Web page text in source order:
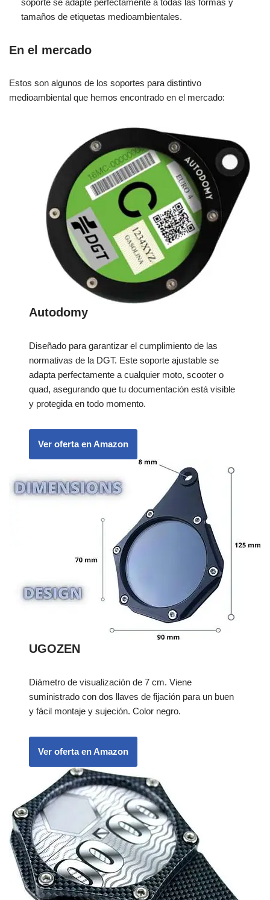
soporte se adapte perfectamente a todas las formas y
tamaños de etiquetas medioambientales.
En el mercado
Estos son algunos de los soportes para distintivo
medioambiental que hemos encontrado en el mercado:
Autodomy
Diseñado para garantizar el cumplimiento de las
normativas de la DGT. Este soporte ajustable se
adapta perfectamente a cualquier moto, scooter o
quad, asegurando que tu documentación está visible
y protegida en todo momento.
Ver oferta en Amazon
UGOZEN
Diámetro de visualización de 7 cm. Viene
suministrado con dos llaves de fijación para un buen
y fácil montaje y sujeción. Color negro.
Ver oferta en Amazon